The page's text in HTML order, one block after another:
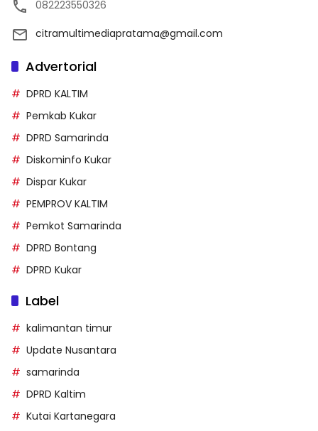
082223550326
citramultimediapratama@gmail.com
Advertorial
DPRD KALTIM
Pemkab Kukar
DPRD Samarinda
Diskominfo Kukar
Dispar Kukar
PEMPROV KALTIM
Pemkot Samarinda
DPRD Bontang
DPRD Kukar
Label
kalimantan timur
Update Nusantara
samarinda
DPRD Kaltim
Kutai Kartanegara